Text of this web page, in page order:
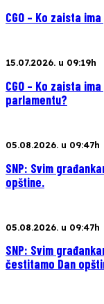
CGO – Ko zaista
15.07.2026. u 09:19h
CGO – Ko zaista
parlamentu?
05.08.2026. u 09:47h
SNP: Svim
opštine.
05.08.2026. u 09:47h
SNP: Svim
čestitamo Dan